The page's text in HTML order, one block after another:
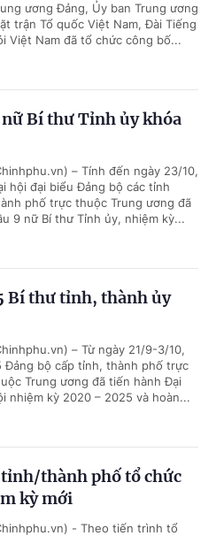
ương Đảng, Ủy ban Trung ương
trận Tổ quốc Việt Nam, Đài Tiếng
Việt Nam đã tổ chức công bố...
Bí thư Tỉnh ủy khóa
– Tính đến ngày 23/10,
hội đại biểu Đảng bộ các tỉnh
phố trực thuộc Trung ương đã
9 nữ Bí thư Tỉnh ủy, nhiệm kỳ...
Bí thư tỉnh, thành ủy
– Từ ngày 21/9-3/10,
Đảng bộ cấp tỉnh, thành phố trực
Trung ương đã tiến hành Đại
nhiệm kỳ 2020 – 2025 và hoàn...
tỉnh/thành phố tổ chức
kỳ mới
- Theo tiến trình tổ